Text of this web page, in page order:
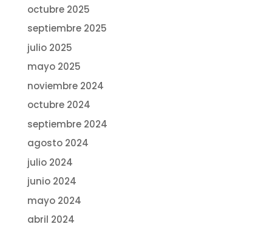
octubre 2025
septiembre 2025
julio 2025
mayo 2025
noviembre 2024
octubre 2024
septiembre 2024
agosto 2024
julio 2024
junio 2024
mayo 2024
abril 2024